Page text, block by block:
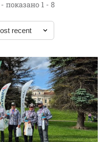
показано 1 - 8